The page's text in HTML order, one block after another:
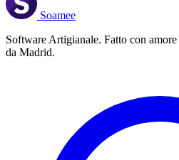
Soamee
Software Artigianale. Fatto con
da Madrid.